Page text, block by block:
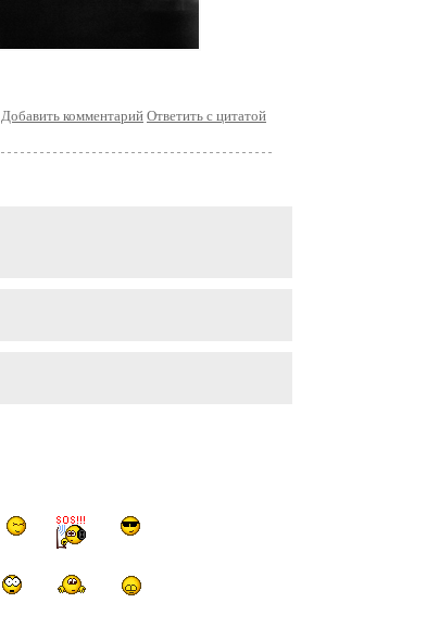
Добавить комментарий Ответить с цитатой